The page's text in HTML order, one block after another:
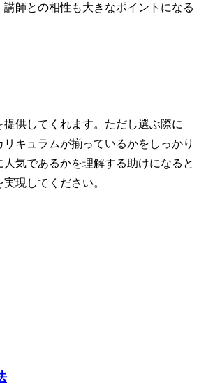
師との相性も大きなポイントになる
供してくれます。ただし選ぶ際に
キュラムが揃っているかをしっかり
気であるかを理解する助けになると
現してください。